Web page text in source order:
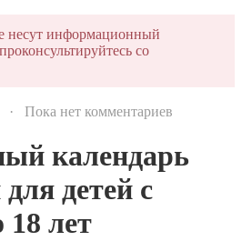
несут информационный
со
· Пока нет комментариев
календарь
детей с
18 лет